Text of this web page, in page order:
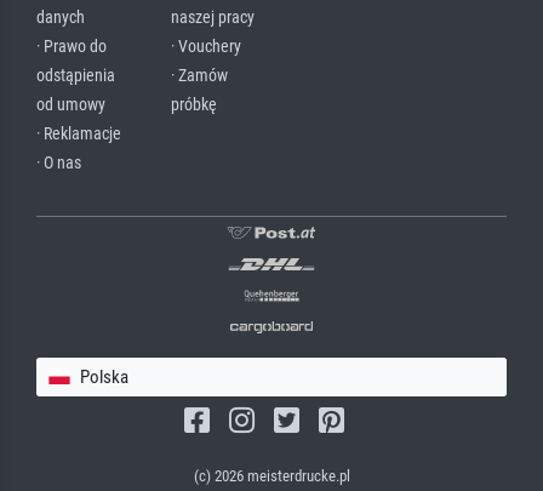
danych
· Prawo do
odstąpienia
od umowy
· Reklamacje
· O nas
naszej pracy
· Vouchery
· Zamów
próbkę
Polska
(c) 2026 meisterdrucke.pl